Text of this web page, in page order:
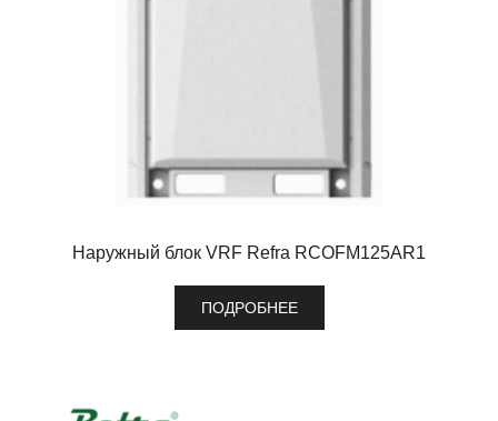
Наружный блок VRF Refra RCOFM125AR1
ПОДРОБНЕЕ